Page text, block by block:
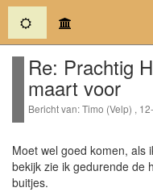
(current)
Re: Prachtig
maart voor
Bericht van: Timo (Velp) ,
Moet wel goed komen, als
bekijk zie ik gedurende de
buitjes.